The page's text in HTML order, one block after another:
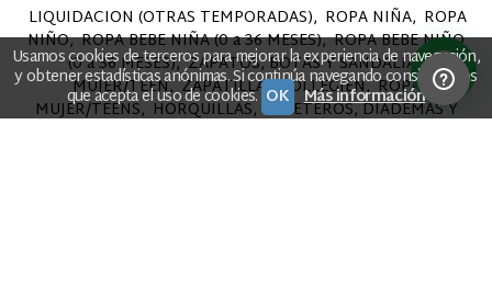
LIQUIDACION (OTRAS TEMPORADAS) ROPA NIÑA ROPA
NIÑO ROPA BEBE NIÑA (0 a 36 MESES) ROPA BEBE NIÑO
(0 a 36 MESES) ZAPATOS, BOTAS Y SANDALIAS
MUJER/TEEN ZAPATILLAS COLLEGIEN ROPA
MUJER/TEENS HORQUILLAS, COLETEROS, DIADEMAS Y
Usamos cookies de terceros para mejorar la experiencia de navegación,
y obtener estadísticas anónimas. Si continúa navegando consideramos
que acepta el uso de cookies. OK Más información